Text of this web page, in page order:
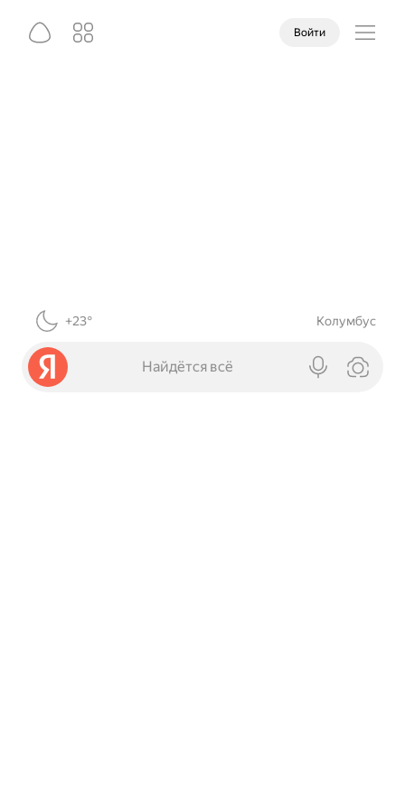
Войти
+23° Колумбус
Найдётся всё